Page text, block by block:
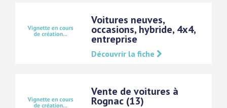
Voitures neuves,
occasions, hybride, 4x4,
entreprise
Découvrir la fiche
Vente de voitures à
Rognac (13)